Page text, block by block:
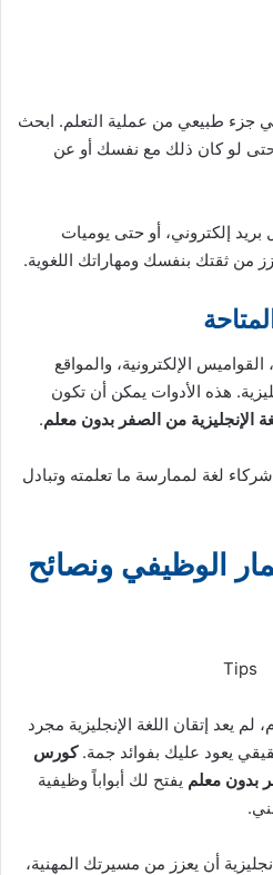
جزء طبيعي من عملية التعلم. ابحث
حتى لو كان ذلك مع نفسك أو عن
إلكتروني، أو حتى يوميات
من ثقتك بنفسك ومهاراتك اللغوية.
الإلكترونية، والمواقع
هذه الأدوات يمكن أن تكون
الإنجليزية من الصفر بدون معلم.
لغة لممارسة ما تعلمته وتبادل
الوظيفي ونصائح
يعد إتقان اللغة الإنجليزية مجرد
يعود عليك بفوائد جمة.كورس
بدون معلم يفتح لك أبواباً وظيفية
أن يعزز من مسيرتك المهنية،